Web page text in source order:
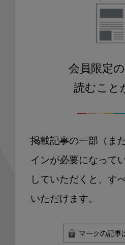
会員限定
読むこと
掲載記事の一部（ま
インが必要になって
していただくと、す
いただけます。
マークの記事